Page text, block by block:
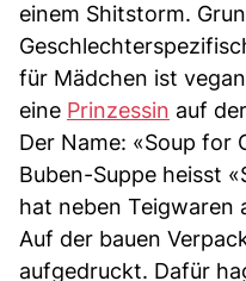
einem Shitstorm.
für Mädchen ist
eine Prinzessin auf
Der Name: «Soup for
Buben-Suppe heisst
hat neben Teigwaren
Auf der bauen
aufgedruckt. Dafür